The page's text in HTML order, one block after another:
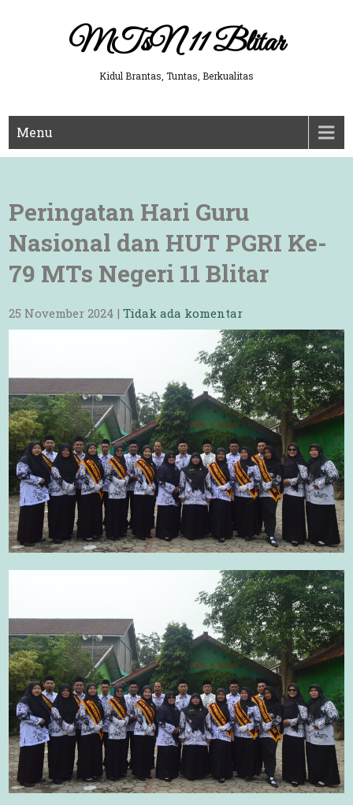
MTsN 11 Blitar
Kidul Brantas, Tuntas, Berkualitas
Menu
Peringatan Hari Guru
Nasional dan HUT PGRI Ke-
79 MTs Negeri 11 Blitar
25 November 2024 |Tidak ada komentar